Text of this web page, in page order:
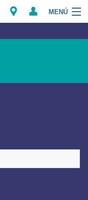
MENÚ